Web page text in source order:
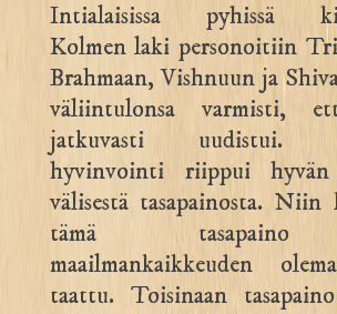
Intialaisissa pyhissä
Kolmen laki personoitiin
Brahmaan, Vishnuun ja
väliintulonsa varmisti,
jatkuvasti uudistui.
hyvinvointi riippui
välisestä tasapainosta. Niin
tämä
maailmankaikkeuden
taattu. Toisinaan